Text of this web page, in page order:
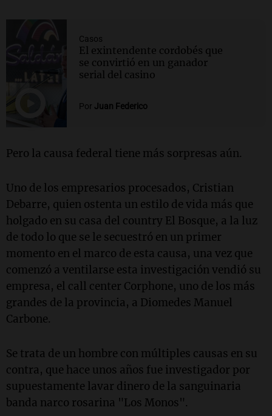
Casos
El exintendente cordobés que
se convirtió en un ganador
serial del casino
Por Juan Federico
Pero la causa federal tiene más sorpresas aún.
Uno de los empresarios procesados, Cristian
Debarre, quien ostenta un estilo de vida más que
holgado en su casa del country El Bosque, a la luz
de todo lo que se le secuestró en un primer
momento en el marco de esta causa, una vez que
comenzó a ventilarse esta investigación vendió su
empresa, el call center Corphone, uno de los más
grandes de la provincia, a Diomedes Manuel
Carbone.
Se trata de un hombre con múltiples causas en su
contra, que hace unos años fue investigador por
supuestamente lavar dinero de la sanguinaria
banda narco rosarina "Los Monos".